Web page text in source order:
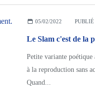
05/02/2022 PUBLIÉ
Le Slam c'est de la
Petite variante
à la reproduction sans
Quand...